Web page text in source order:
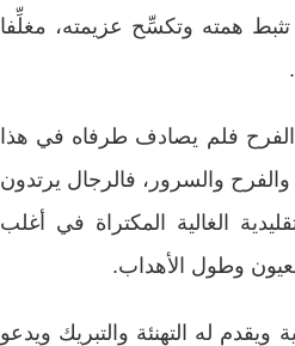
همته وتكسِّح عزيمته، مغلِّفا
الفرح فلم يصادف طرفاه في هذا
والسرور، فالرجال يرتدون
الغالية المكتراة في أغلب
وطول الأهداب.
له التهنئة والتبريك ويدعو